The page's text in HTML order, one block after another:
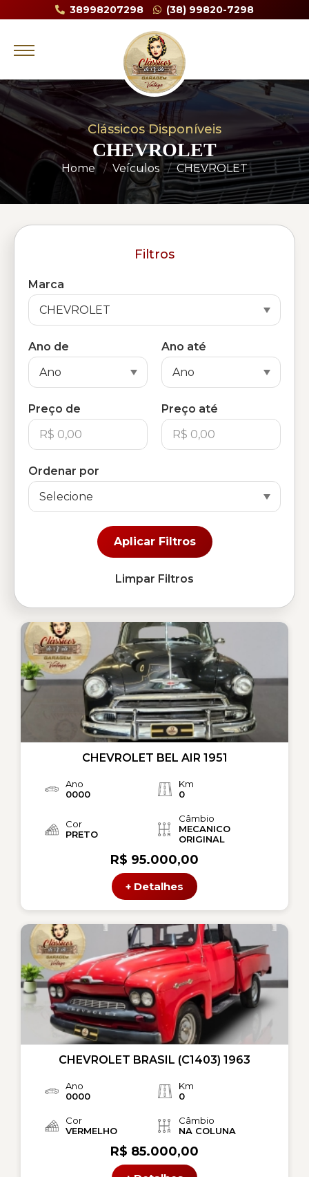
38998207298 (38) 99820-7298
Clássicos Disponíveis
CHEVROLET
Home Veículos CHEVROLET
Filtros
Marca
Ano de Ano até
Preço de Preço até
Ordenar por
Aplicar Filtros
Limpar Filtros
CHEVROLET BEL AIR 1951
Ano
0000
Km
0
Cor
PRETO
Câmbio
MECANICO
ORIGINAL
R$ 95.000,00
+ Detalhes
CHEVROLET BRASIL (C1403) 1963
Ano
0000
Km
0
Cor
VERMELHO
Câmbio
NA COLUNA
R$ 85.000,00